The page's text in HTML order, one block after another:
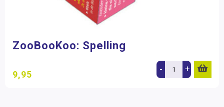
ZooBooKoo: Spelling
9,95 - +